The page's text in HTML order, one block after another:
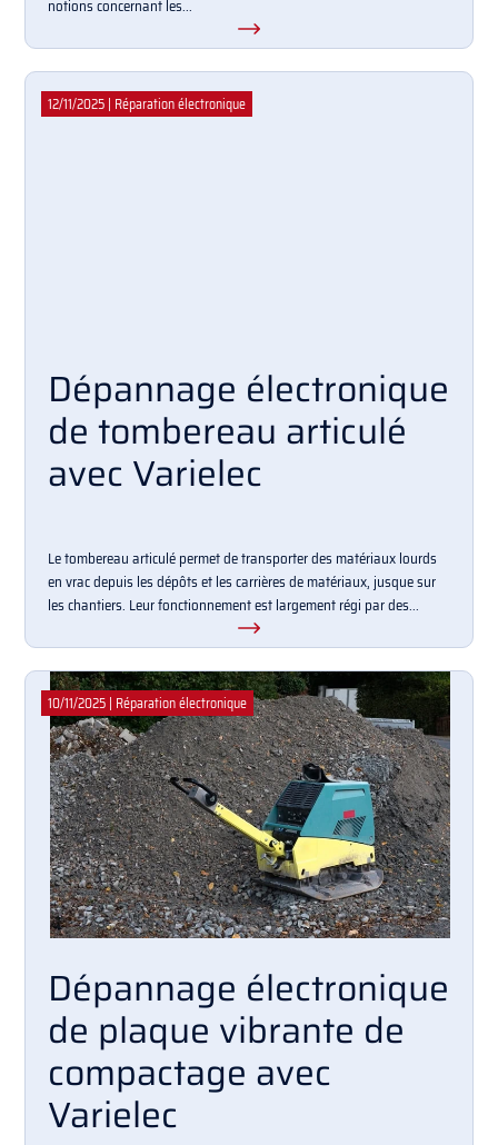
notions concernant les...
12/11/2025 | Réparation électronique
Dépannage électronique
de tombereau articulé
avec Varielec
Le tombereau articulé permet de transporter des matériaux lourds
en vrac depuis les dépôts et les carrières de matériaux, jusque sur
les chantiers. Leur fonctionnement est largement régi par des...
10/11/2025 | Réparation électronique
Dépannage électronique
de plaque vibrante de
compactage avec
Varielec